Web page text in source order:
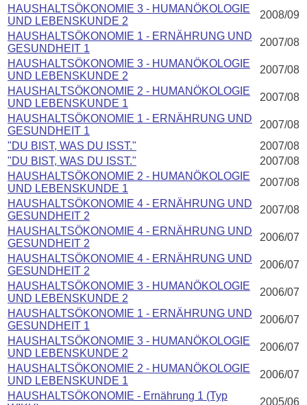
HAUSHALTSÖKONOMIE 3 - HUMANÖKOLOGIE
UND LEBENSKUNDE 2
2008/09
HAUSHALTSÖKONOMIE 1 - ERNÄHRUNG UND
GESUNDHEIT 1
2007/08
HAUSHALTSÖKONOMIE 3 - HUMANÖKOLOGIE
UND LEBENSKUNDE 2
2007/08
HAUSHALTSÖKONOMIE 2 - HUMANÖKOLOGIE
UND LEBENSKUNDE 1
2007/08
HAUSHALTSÖKONOMIE 1 - ERNÄHRUNG UND
GESUNDHEIT 1
2007/08
"DU BIST, WAS DU ISST."
2007/08
"DU BIST, WAS DU ISST."
2007/08
HAUSHALTSÖKONOMIE 2 - HUMANÖKOLOGIE
UND LEBENSKUNDE 1
2007/08
HAUSHALTSÖKONOMIE 4 - ERNÄHRUNG UND
GESUNDHEIT 2
2007/08
HAUSHALTSÖKONOMIE 4 - ERNÄHRUNG UND
GESUNDHEIT 2
2006/07
HAUSHALTSÖKONOMIE 4 - ERNÄHRUNG UND
GESUNDHEIT 2
2006/07
HAUSHALTSÖKONOMIE 3 - HUMANÖKOLOGIE
UND LEBENSKUNDE 2
2006/07
HAUSHALTSÖKONOMIE 1 - ERNÄHRUNG UND
GESUNDHEIT 1
2006/07
HAUSHALTSÖKONOMIE 3 - HUMANÖKOLOGIE
UND LEBENSKUNDE 2
2006/07
HAUSHALTSÖKONOMIE 2 - HUMANÖKOLOGIE
UND LEBENSKUNDE 1
2006/07
HAUSHALTSÖKONOMIE - Ernährung 1 (Typ
2005/06